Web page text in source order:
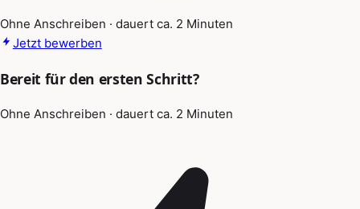
Ohne Anschreiben · dauert ca. 2 Minuten
Jetzt bewerben
Bereit für den ersten Schritt?
Ohne Anschreiben · dauert ca. 2 Minuten